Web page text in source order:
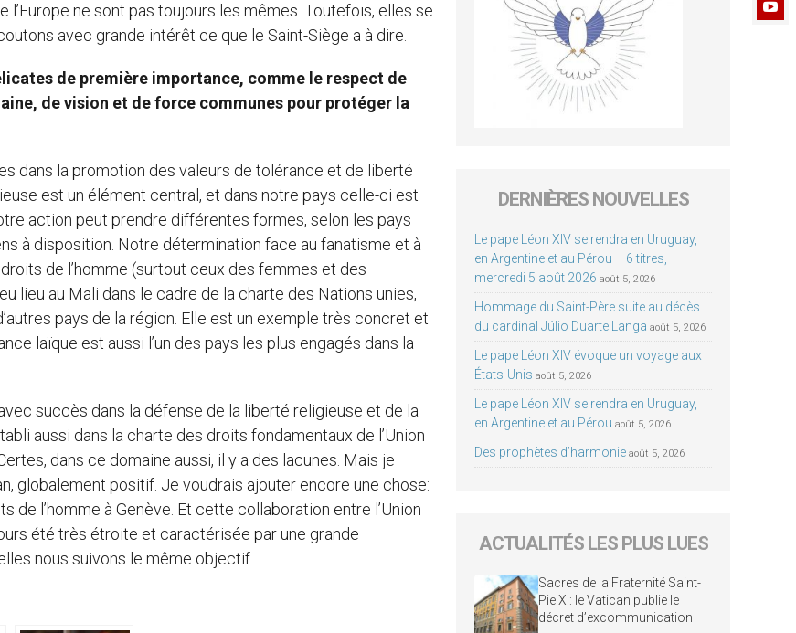
l’Europe ne sont pas toujours les mêmes. Toutefois, elles se
avec grande intérêt ce que le Saint-Siège a à dire.
de première importance, comme le respect de
de vision et de force communes pour protéger la
dans la promotion des valeurs de tolérance et de liberté
est un élément central, et dans notre pays celle-ci est
action peut prendre différentes formes, selon les pays
à disposition. Notre détermination face au fanatisme et à
de l’homme (surtout ceux des femmes et des
lieu au Mali dans le cadre de la charte des Nations unies,
pays de la région. Elle est un exemple très concret et
laïque est aussi l’un des pays les plus engagés dans la
succès dans la défense de la liberté religieuse et de la
aussi dans la charte des droits fondamentaux de l’Union
dans ce domaine aussi, il y a des lacunes. Mais je
globalement positif. Je voudrais ajouter encore une chose:
de l’homme à Genève. Et cette collaboration entre l’Union
été très étroite et caractérisée par une grande
nous suivons le même objectif.
DERNIÈRES NOUVELLES
Le pape Léon XIV se rendra en Uruguay,
en Argentine et au Pérou – 6 titres,
mercredi 5 août 2026 août 5, 2026
Hommage du Saint-Père suite au décès
du cardinal Júlio Duarte Langa août 5, 2026
Le pape Léon XIV évoque un voyage aux
États-Unis août 5, 2026
Le pape Léon XIV se rendra en Uruguay,
en Argentine et au Pérou août 5, 2026
Des prophètes d’harmonie août 5, 2026
ACTUALITÉS LES PLUS LUES
Sacres de la Fraternité Saint-
Pie X : le Vatican publie le
décret d’excommunication